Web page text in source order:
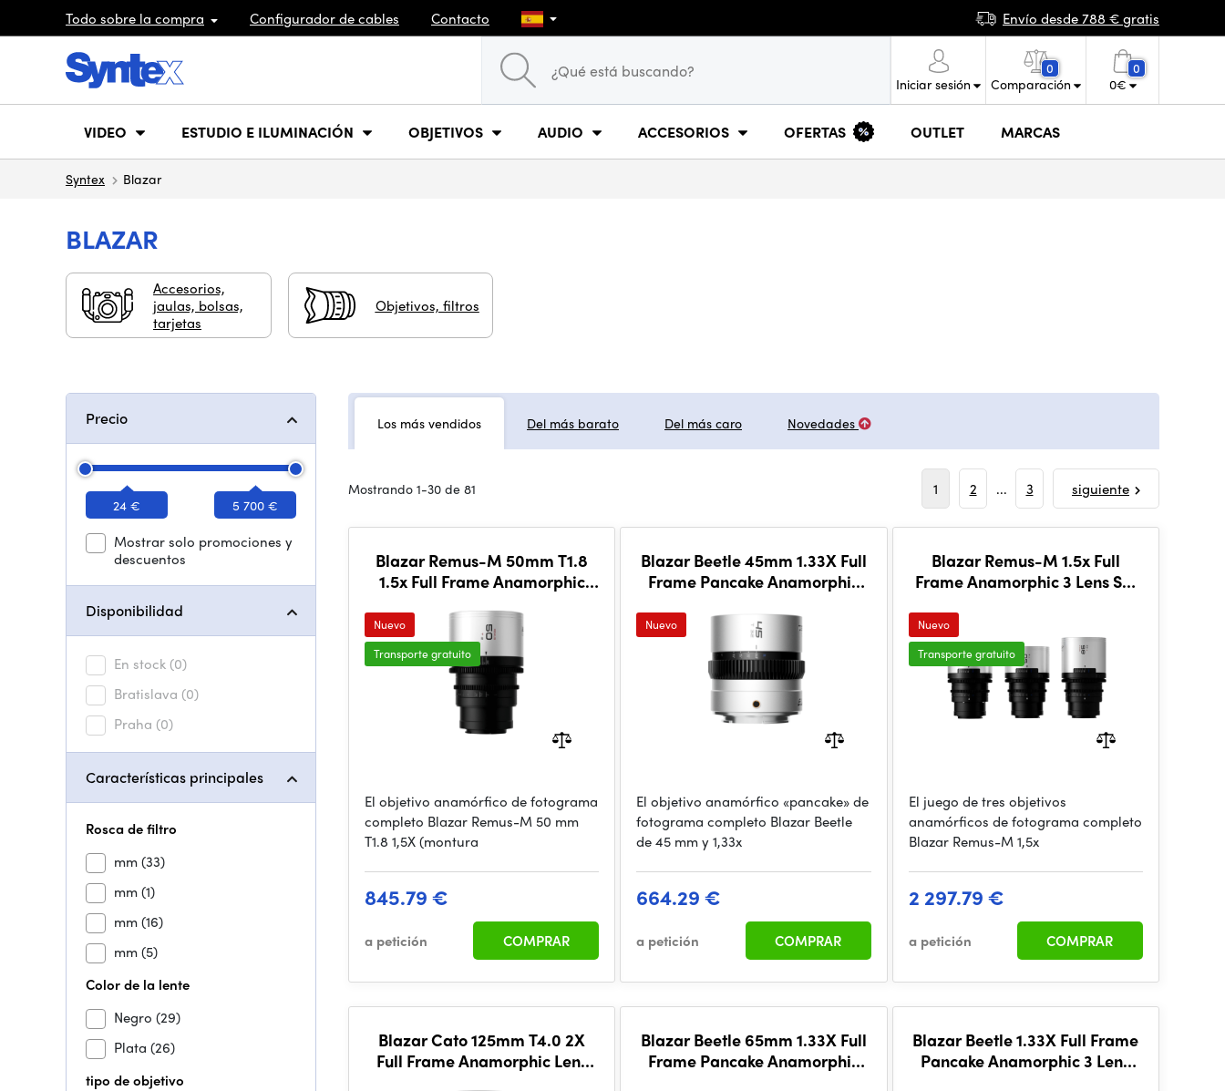
Todo sobre la compra Configurador de cables Contacto Envío desde 788 € gratis
Iniciar sesión
0
Comparación
0
0€
VIDEO ESTUDIO E ILUMINACIÓN OBJETIVOS AUDIO ACCESORIOS OFERTAS OUTLET MARCAS
Syntex Blazar
BLAZAR
Accesorios,
jaulas, bolsas,
tarjetas
Objetivos, filtros
Precio
24 € 5 700 €
Mostrar solo promociones y
descuentos
Disponibilidad
En stock (0)
Bratislava (0)
Praha (0)
Características principales
Rosca de filtro
mm(33)
mm(1)
mm(16)
mm(5)
Color de la lente
Negro (29)
Plata (26)
tipo de objetivo
Los más vendidos Del más barato Del más caro Novedades
Mostrando 1-30 de 81 1 2 ... 3 siguiente
Blazar Remus-M 50mm T1.8
1.5x Full Frame Anamorphic
Nuevo
Transporte gratuito
El objetivo anamórfico de fotograma
completo Blazar Remus-M 50 mm
T1.8 1,5X (montura
845.79 €
a petición COMPRAR
Blazar Beetle 45mm 1.33X Full
Frame Pancake Anamorphic
Nuevo
El objetivo anamórfico «pancake» de
fotograma completo Blazar Beetle
de 45 mm y 1,33x
664.29 €
a petición COMPRAR
Blazar Remus-M 1.5x Full
Frame Anamorphic 3 Lens Set
Nuevo
Transporte gratuito
El juego de tres objetivos
anamórficos de fotograma completo
Blazar Remus-M 1,5x
2 297.79 €
a petición COMPRAR
Blazar Cato 125mm T4.0 2X
Full Frame Anamorphic Lens
Blazar Beetle 65mm 1.33X Full
Frame Pancake Anamorphic
Blazar Beetle 1.33X Full Frame
Pancake Anamorphic 3 Lens